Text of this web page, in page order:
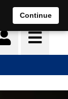
Continue